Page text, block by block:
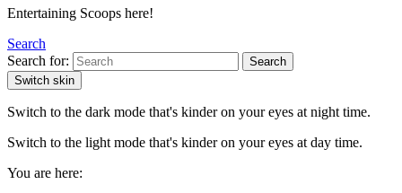
Entertaining Scoops here!
Search
Search for:
Search
Switch skin
Switch to the dark mode that's kinder on your eyes at night time.
Switch to the light mode that's kinder on your eyes at day time.
You are here: